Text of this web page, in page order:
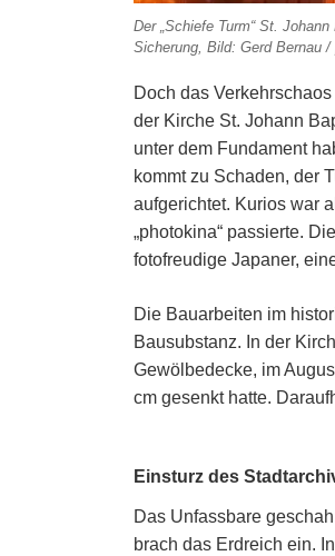
Der „Schiefe Turm“ St.
Sicherung, Bild: Gerd Bernau /
Doch das
der Kirche St. Johann
unter dem Fundament
kommt zu Schaden, der
aufgerichtet. Kurios war
„photokina“ passierte.
fotofreudige Japaner,
Die Bauarbeiten im
Bausubstanz. In der
Gewölbedecke, im
cm gesenkt hatte.
Einsturz des
Das Unfassbare
brach das Erdreich ein.